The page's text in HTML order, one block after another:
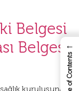
Belgesi
Belgesi
kuruluşuna
←
Table of Contents